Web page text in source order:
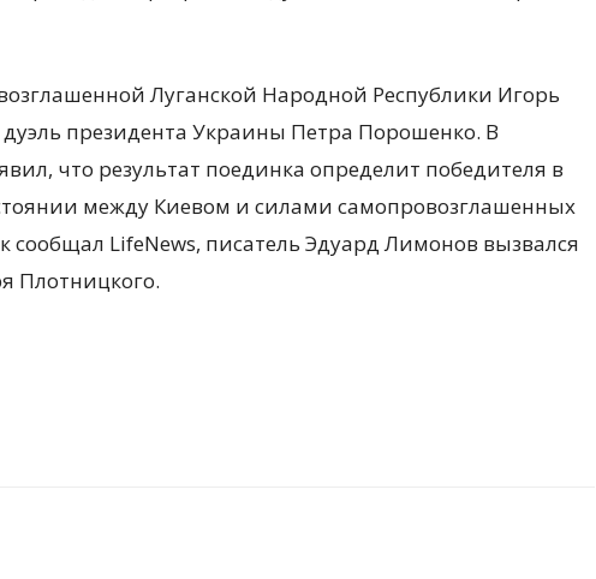
Луганской Народной Республики Игорь
президента Украины Петра Порошенко. В
что результат поединка определит победителя в
между Киевом и силами самопровозглашенных
сообщал LifeNews, писатель Эдуард Лимонов вызвался
Плотницкого.